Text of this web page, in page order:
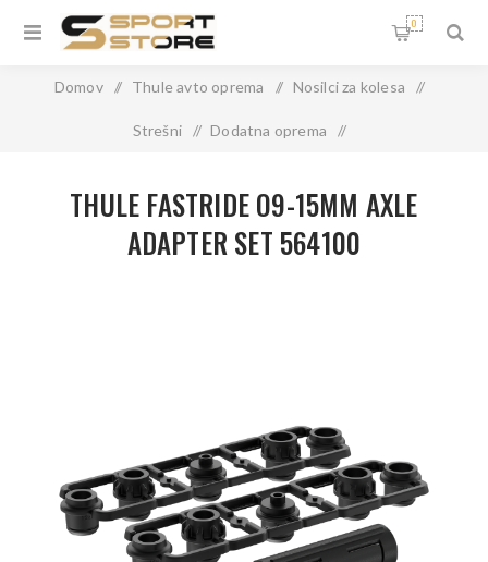
0
Domov / Thule avto oprema / Nosilci za kolesa /
Strešni / Dodatna oprema /
THULE FASTRIDE O9-15MM AXLE
ADAPTER SET 564100